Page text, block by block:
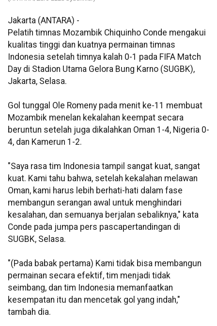
Jakarta (ANTARA) -
Pelatih timnas Mozambik Chiquinho Conde mengakui
kualitas tinggi dan kuatnya permainan timnas
Indonesia setelah timnya kalah 0-1 pada FIFA Match
Day di Stadion Utama Gelora Bung Karno (SUGBK),
Jakarta, Selasa.
Gol tunggal Ole Romeny pada menit ke-11 membuat
Mozambik menelan kekalahan keempat secara
beruntun setelah juga dikalahkan Oman 1-4, Nigeria 0-
4, dan Kamerun 1-2.
"Saya rasa tim Indonesia tampil sangat kuat, sangat
kuat. Kami tahu bahwa, setelah kekalahan melawan
Oman, kami harus lebih berhati-hati dalam fase
membangun serangan awal untuk menghindari
kesalahan, dan semuanya berjalan sebaliknya," kata
Conde pada jumpa pers pascapertandingan di
SUGBK, Selasa.
"(Pada babak pertama) Kami tidak bisa membangun
permainan secara efektif, tim menjadi tidak
seimbang, dan tim Indonesia memanfaatkan
kesempatan itu dan mencetak gol yang indah,"
tambah dia.